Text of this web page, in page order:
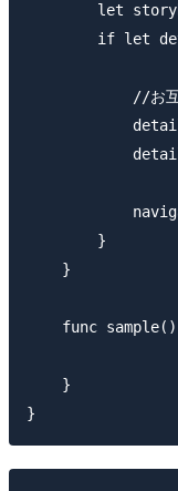
let
if let
//お
        }
    }
func
    }